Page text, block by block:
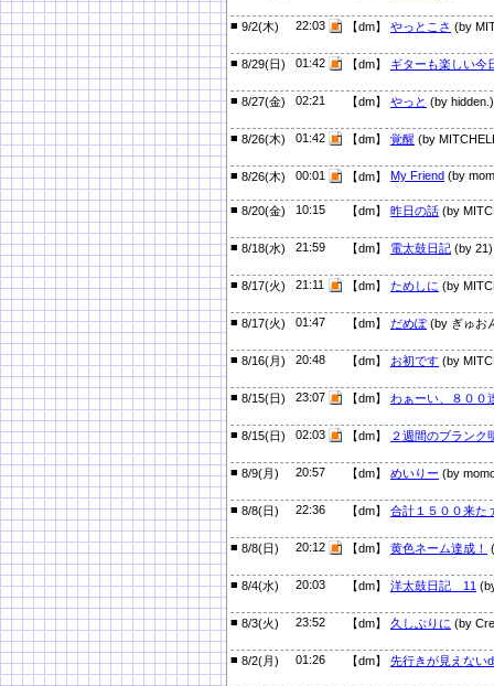
■ 9/2(木) 22:03 【dm】 やっとこさ (by
■ 8/29(日) 01:42 【dm】 ギターも楽しい今
■ 8/27(金) 02:21 【dm】 やっと (by hidden.)
■ 8/26(木) 01:42 【dm】 覚醒 (by
■ 8/26(木) 00:01 【dm】 My Friend (by
■ 8/20(金) 10:15 【dm】 昨日の話 (by
■ 8/18(水) 21:59 【dm】 電太鼓日記 (by 21)
■ 8/17(火) 21:11 【dm】 ためしに (by
■ 8/17(火) 01:47 【dm】 だめぽ(by ぎゅお
■ 8/16(月) 20:48 【dm】 お初です (by
■ 8/15(日) 23:07 【dm】 わぁーい、８００
■ 8/15(日) 02:03 【dm】 ２週間のブランク
■ 8/9(月) 20:57 【dm】 めいりー (by
■ 8/8(日) 22:36 【dm】 合計１５００来た
■ 8/8(日) 20:12 【dm】 黄色ネーム達成！
■ 8/4(水) 20:03 【dm】 洋太鼓日記 11
■ 8/3(火) 23:52 【dm】 久しぶりに (by
■ 8/2(月) 01:26 【dm】 先行きが見えない